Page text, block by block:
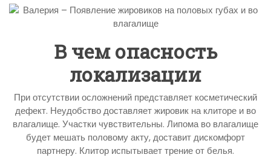
В чем опасность
локализации
При отсутствии осложнений представляет косметический
дефект. Неудобство доставляет жировик на клиторе и во
влагалище. Участки чувствительны. Липома во влагалище
будет мешать половому акту, доставит дискомфорт
партнеру. Клитор испытывает трение от белья.